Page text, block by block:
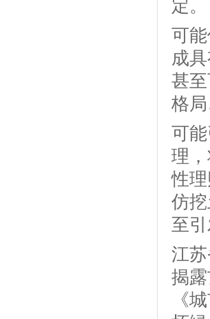
定。
可
成
甚
格
可
理
性
仿
至
江
揭
《